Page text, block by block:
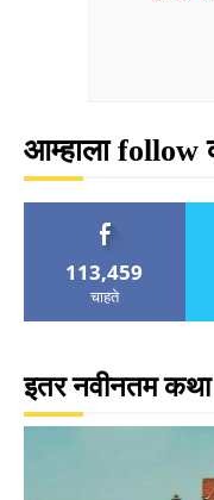
आम्हाला follow
113,459
चाहते
इतर नवीनतम कथा